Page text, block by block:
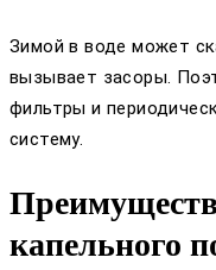
Зимой в воде может
вызывает засоры.
фильтры и
систему.
капельного